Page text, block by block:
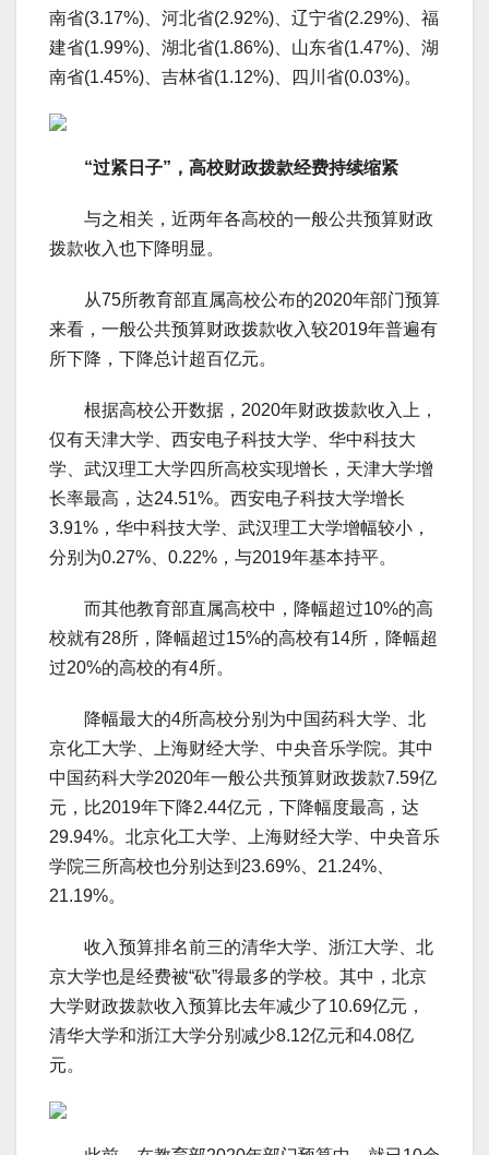
南省(3.17%)、河北省(2.92%)、辽宁省(2.29%)、福
建省(1.99%)、湖北省(1.86%)、山东省(1.47%)、湖
南省(1.45%)、吉林省(1.12%)、四川省(0.03%)。
“过紧日子”，高校财政拨款经费持续缩紧
与之相关，近两年各高校的一般公共预算财政
拨款收入也下降明显。
从75所教育部直属高校公布的2020年部门预算
来看，一般公共预算财政拨款收入较2019年普遍有
所下降，下降总计超百亿元。
根据高校公开数据，2020年财政拨款收入上，
仅有天津大学、西安电子科技大学、华中科技大
学、武汉理工大学四所高校实现增长，天津大学增
长率最高，达24.51%。西安电子科技大学增长
3.91%，华中科技大学、武汉理工大学增幅较小，
分别为0.27%、0.22%，与2019年基本持平。
而其他教育部直属高校中，降幅超过10%的高
校就有28所，降幅超过15%的高校有14所，降幅超
过20%的高校的有4所。
降幅最大的4所高校分别为中国药科大学、北
京化工大学、上海财经大学、中央音乐学院。其中
中国药科大学2020年一般公共预算财政拨款7.59亿
元，比2019年下降2.44亿元，下降幅度最高，达
29.94%。北京化工大学、上海财经大学、中央音乐
学院三所高校也分别达到23.69%、21.24%、
21.19%。
收入预算排名前三的清华大学、浙江大学、北
京大学也是经费被“砍”得最多的学校。其中，北京
大学财政拨款收入预算比去年减少了10.69亿元，
清华大学和浙江大学分别减少8.12亿元和4.08亿
元。